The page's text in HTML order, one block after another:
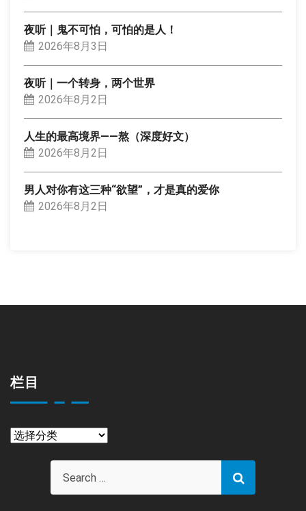
夜听｜鬼不可怕，可怕的是人！
2026年8月3日
夜听｜一个转身，两个世界
2026年8月2日
人生的最高境界——熬（深度好文）
2026年8月2日
男人对你有这三种“欲望”，才是真的爱你
2026年8月2日
栏目
栏